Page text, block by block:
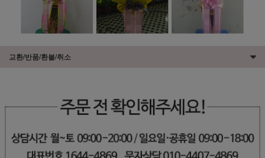
교환/반품/환불/취소